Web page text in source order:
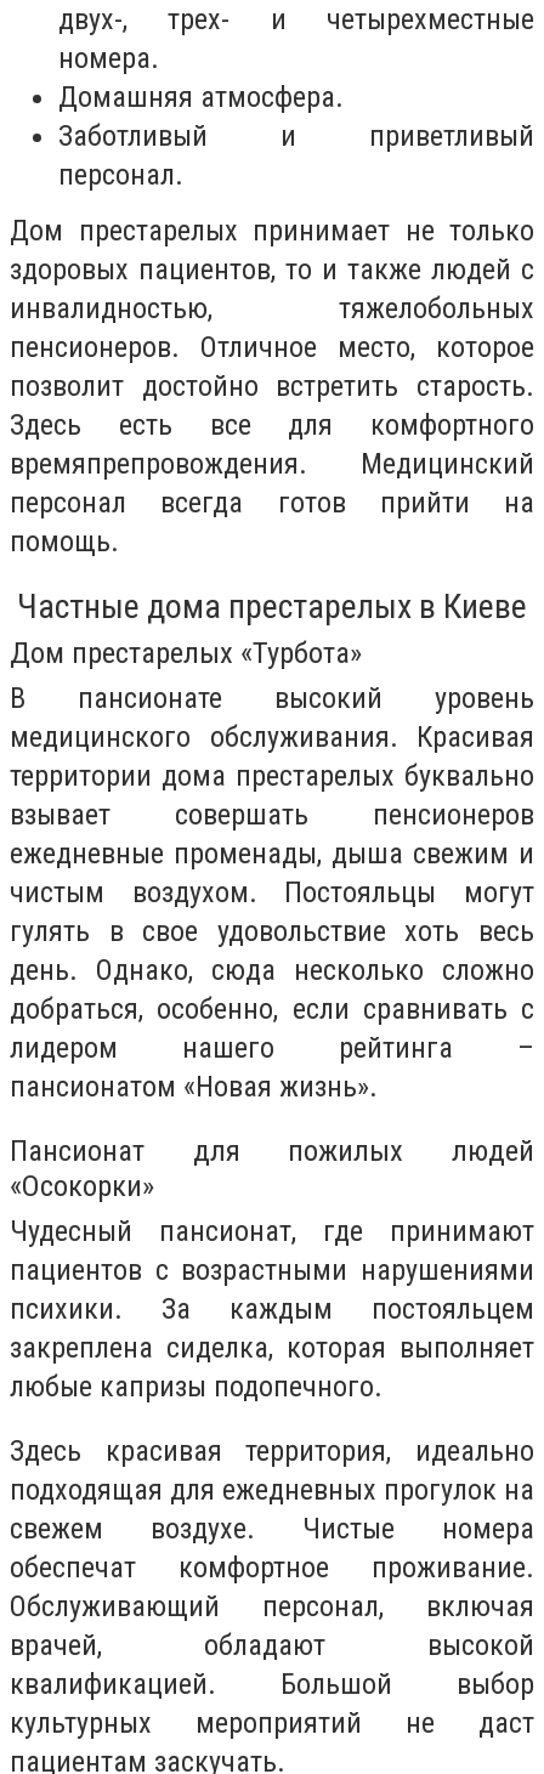
двух-, трех- и четырехместные
номера.
Домашняя атмосфера.
Заботливый и приветливый
персонал.
Дом престарелых принимает не только
здоровых пациентов, то и также людей с
инвалидностью, тяжелобольных
пенсионеров. Отличное место, которое
позволит достойно встретить старость.
Здесь есть все для комфортного
времяпрепровождения. Медицинский
персонал всегда готов прийти на
помощь.
Частные дома престарелых в Киеве
Дом престарелых «Турбота»
В пансионате высокий уровень
медицинского обслуживания. Красивая
территории дома престарелых буквально
взывает совершать пенсионеров
ежедневные променады, дыша свежим и
чистым воздухом. Постояльцы могут
гулять в свое удовольствие хоть весь
день. Однако, сюда несколько сложно
добраться, особенно, если сравнивать с
лидером нашего рейтинга –
пансионатом «Новая жизнь».
Пансионат для пожилых людей
«Осокорки»
Чудесный пансионат, где принимают
пациентов с возрастными нарушениями
психики. За каждым постояльцем
закреплена сиделка, которая выполняет
любые капризы подопечного.
Здесь красивая территория, идеально
подходящая для ежедневных прогулок на
свежем воздухе. Чистые номера
обеспечат комфортное проживание.
Обслуживающий персонал, включая
врачей, обладают высокой
квалификацией. Большой выбор
культурных мероприятий не даст
пациентам заскучать.